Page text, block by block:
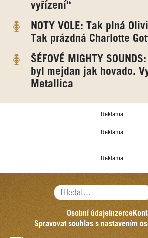
vyřízení“
NOTY VOLE: Tak plná
Tak prázdná Charlotte
ŠÉFOVÉ MIGHTY
byl mejdan jak hovado.
Metallica
Reklama
Reklama
Reklama
Hledat...
Osobní údajeInzerce
Spravovat souhlas s nastavením